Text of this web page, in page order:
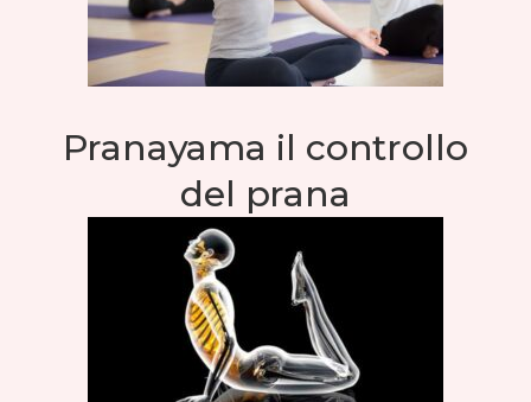
Pranayama il controllo
del prana